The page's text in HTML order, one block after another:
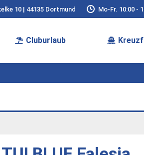
10 | 44135 Dortmund Mo-Fr. 10:00 -
Cluburlaub